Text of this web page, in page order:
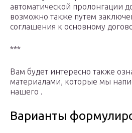
автоматической пролонгации
возможно также путем
соглашения к основному
***
Вам будет интересно также
материалами, которые мы
нашего .
Варианты